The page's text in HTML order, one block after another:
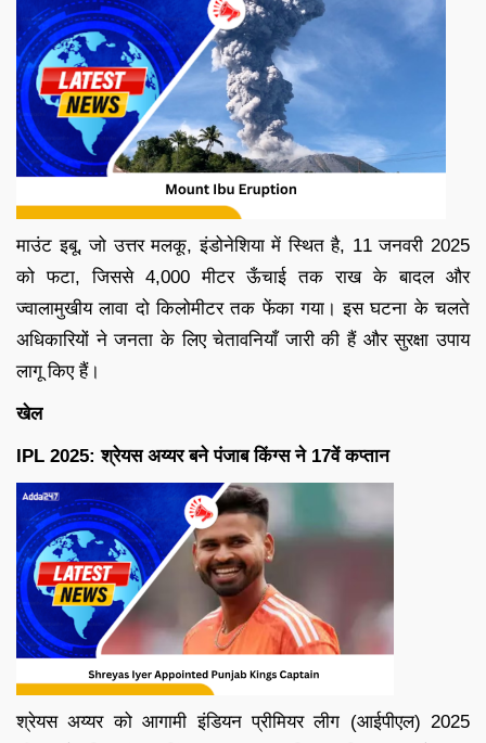
माउंट इबू, जो उत्तर मलकू, इंडोनेशिया में स्थित है, 11 जनवरी 2025
को फटा, जिससे 4,000 मीटर ऊँचाई तक राख के बादल और
ज्वालामुखीय लावा दो किलोमीटर तक फेंका गया। इस घटना के चलते
अधिकारियों ने जनता के लिए चेतावनियाँ जारी की हैं और सुरक्षा उपाय
लागू किए हैं।
खेल
IPL 2025: श्रेयस अय्यर बने पंजाब किंग्स ने 17वें कप्तान
श्रेयस अय्यर को आगामी इंडियन प्रीमियर लीग (आईपीएल) 2025